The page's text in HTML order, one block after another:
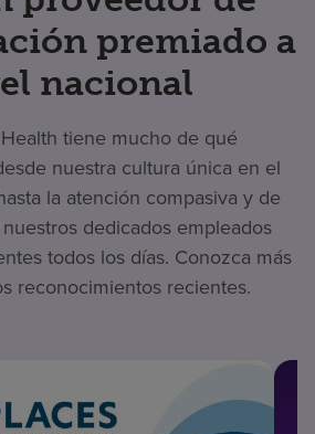
premiado a
nacional
tiene mucho de qué
nuestra cultura única en el
la atención compasiva y de
dedicados empleados
todos los días. Conozca más
reconocimientos recientes.